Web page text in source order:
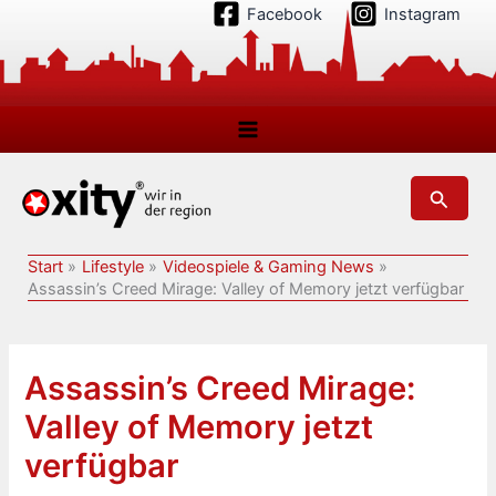
springen
Facebook Instagram
Suchen
Start Lifestyle
Videospiele & Gaming News
Assassin’s Creed Mirage: Valley of Memory jetzt verfügbar
Assassin’s Creed Mirage:
Valley of Memory jetzt
verfügbar